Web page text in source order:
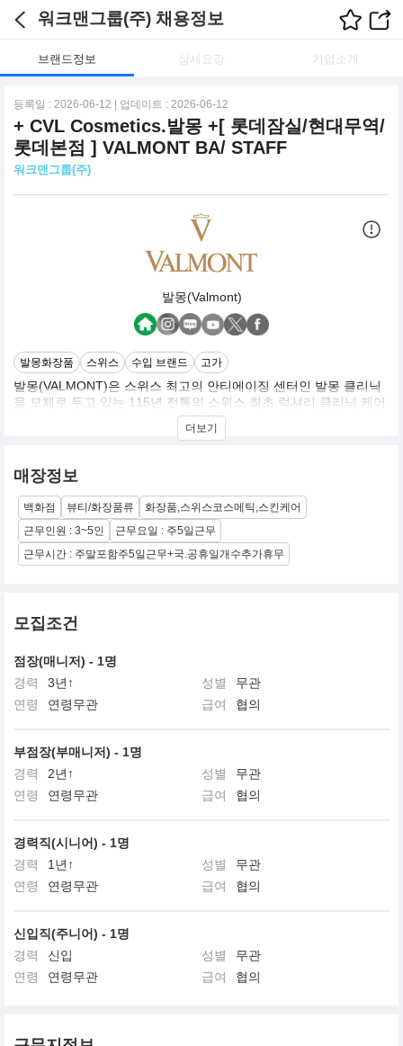
워크맨그룹(주) 채용정보
브랜드정보 상세요강 기업소개
등록일 : 2026-06-12 | 업데이트 : 2026-06-12
+ CVL Cosmetics.발몽 +[ 롯데잠실/현대무역/
롯데본점 ] VALMONT BA/ STAFF
워크맨그룹(주)
발몽(Valmont)
발몽화장품 스위스 수입 브랜드 고가
발몽(VALMONT)은 스위스 최고의 안티에이징 센터인 발몽 클리닉
을 모체로 두고 있는 115년 전통의 스위스 최초 럭셔리 클리닉 케어
발몽은 30년이 넘도록 끊임없이 인간의 안티에이징에 도움을 주고
몽은 스위스의 풍부한 천연 자원과 셀룰라코스메틱의 최신 기술로
즉각적이고 지속적인 안티에이징 제품들을 개발하고 있습니다. 발
몽 그룹의 최고 전문가들은 인간의 아름다움을 극대화하기 위한 특
별한 제품 개발에 힘쓰고 있습니다.
더보기
매장정보
백화점 뷰티/화장품류
화장품,스위스코스메틱,스킨케어
근무인원 : 3~5인
근무요일 : 주5일근무
근무시간 : 주말포함주5일근무+국.공휴일개수추가휴무
모집조건
점장(매니저) - 1명
경력
3년↑ 성별
무관
연령
연령무관 급여 협의
부점장(부매니저) - 1명
경력
2년↑ 성별
무관
연령
연령무관 급여 협의
경력직(시니어) - 1명
경력
1년↑ 성별
무관
연령
연령무관 급여 협의
신입직(주니어) - 1명
경력
신입 성별
무관
연령
연령무관 급여 협의